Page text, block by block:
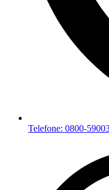
Telefone: 0800-